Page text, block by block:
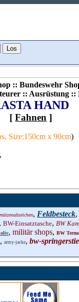
:: Bundeswehr
:: Ausrüstung ::
HAND
[Fahnen ]
Size:150cm x 90cm)
, Feldbesteck,
, BW-Einsatztasche, BW
oliv, militär shops, BW
, army-jacke, bw-